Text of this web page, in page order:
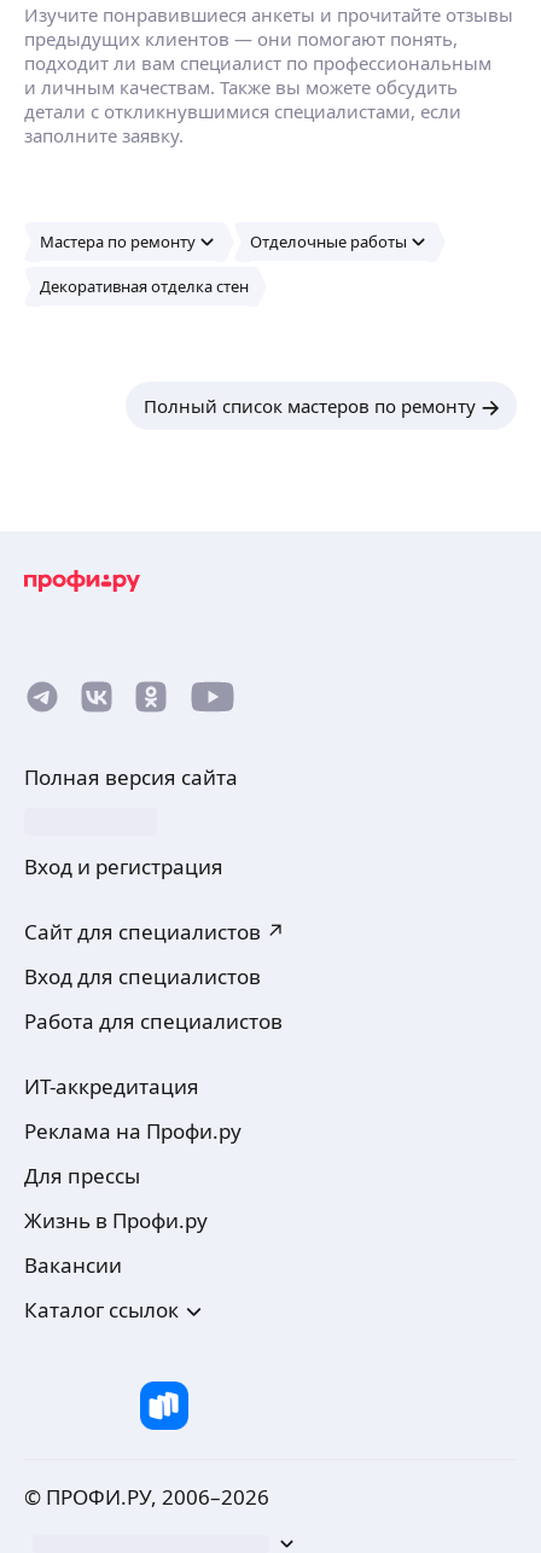
Изучите понравившиеся анкеты и прочитайте отзывы
предыдущих клиентов — они помогают понять,
подходит ли вам специалист по профессиональным
и личным качествам. Также вы можете обсудить
детали с откликнувшимися специалистами, если
заполните заявку.
Мастера по ремонту Отделочные работы
Декоративная отделка стен
Полный список мастеров по ремонту
Полная версия сайта
Вход и регистрация
Сайт для специалистов ↗
Вход для специалистов
Работа для специалистов
ИТ-аккредитация
Реклама на Профи.ру
Для прессы
Жизнь в Профи.ру
Вакансии
Каталог ссылок
© ПРОФИ.РУ, 2006–2026